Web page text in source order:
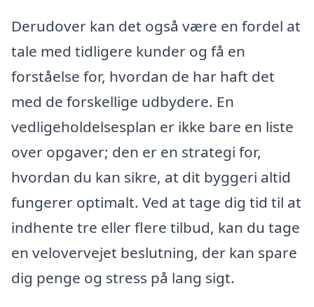
Derudover kan det også være en fordel at
tale med tidligere kunder og få en
forståelse for, hvordan de har haft det
med de forskellige udbydere. En
vedligeholdelsesplan er ikke bare en liste
over opgaver; den er en strategi for,
hvordan du kan sikre, at dit byggeri altid
fungerer optimalt. Ved at tage dig tid til at
indhente tre eller flere tilbud, kan du tage
en velovervejet beslutning, der kan spare
dig penge og stress på lang sigt.